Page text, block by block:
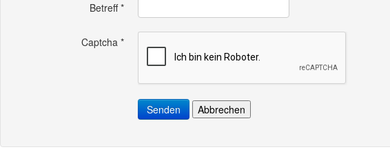
Betreff*
Captcha *
Senden Abbrechen